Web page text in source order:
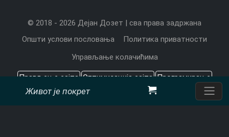
Живот је покрет
© 2018 - 2026 Дејан Дозет | сва права задржана
Општи услови пословања
Политика приватности
Управљање колачићима
Прављење сајта Оптимизација сајта Програмирање
Садржај који значи
Цена прављења сајта
Претраживачи CMS